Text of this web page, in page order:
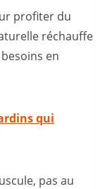
profiter du
réchauffe
en
qui
pas au